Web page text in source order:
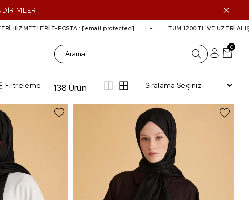
!
E-POSTA :[email protected] TÜM 1200 TL VE ÜZERİ
0
138 Ürün
Filtreleme